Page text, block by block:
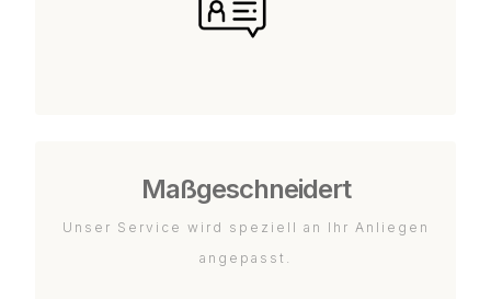
Maßgeschneidert
Unser Service wird speziell an Ihr Anliegen
angepasst.